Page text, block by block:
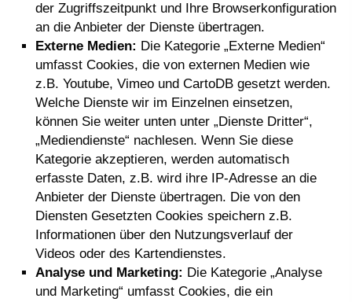
der Zugriffszeitpunkt und Ihre Browserkonfiguration
an die Anbieter der Dienste übertragen.
Externe Medien: Die Kategorie „Externe Medien“
umfasst Cookies, die von externen Medien wie
z.B. Youtube, Vimeo und CartoDB gesetzt werden.
Welche Dienste wir im Einzelnen einsetzen,
können Sie weiter unten unter „Dienste Dritter“,
„Mediendienste“ nachlesen. Wenn Sie diese
Kategorie akzeptieren, werden automatisch
erfasste Daten, z.B. wird ihre IP-Adresse an die
Anbieter der Dienste übertragen. Die von den
Diensten Gesetzten Cookies speichern z.B.
Informationen über den Nutzungsverlauf der
Videos oder des Kartendienstes.
Analyse und Marketing: Die Kategorie „Analyse
und Marketing“ umfasst Cookies, die ein